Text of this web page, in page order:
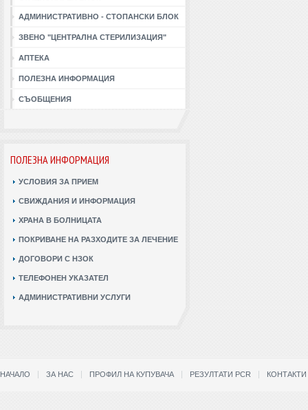
АДМИНИСТРАТИВНО - СТОПАНСКИ БЛОК
ЗВЕНО "ЦЕНТРАЛНА СТЕРИЛИЗАЦИЯ"
АПТЕКА
ПОЛЕЗНА ИНФОРМАЦИЯ
СЪОБЩЕНИЯ
ПОЛЕЗНА ИНФОРМАЦИЯ
УСЛОВИЯ ЗА ПРИЕМ
СВИЖДАНИЯ И ИНФОРМАЦИЯ
ХРАНА В БОЛНИЦАТА
ПОКРИВАНЕ НА РАЗХОДИТЕ ЗА ЛЕЧЕНИЕ
ДОГОВОРИ С НЗОК
ТЕЛЕФОНЕН УКАЗАТЕЛ
АДМИНИСТРАТИВНИ УСЛУГИ
НАЧАЛО ЗА НАС ПРОФИЛ НА КУПУВАЧА РЕЗУЛТАТИ PCR КОНТАКТИ